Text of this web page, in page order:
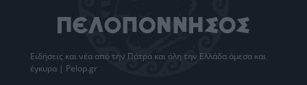
Ειδήσεις και νέα από την Πάτρα και όλη την Ελλάδα άμεσα και
έγκυρα | Pelop.gr